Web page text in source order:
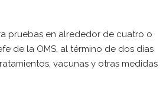
pruebas en alrededor de cuatro o
de la OMS, al término de dos días
vacunas y otras medidas